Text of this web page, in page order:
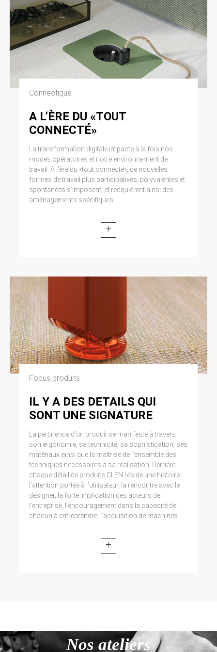
Connectique
A L’ÈRE DU «TOUT
CONNECTÉ»
La transformation digitale impacte à la fois nos
modes opératoires et notre environnement de
travail. A l’ère du «tout connecté», de nouvelles
formes de travail plus participatives, polyvalentes et
spontanées s’imposent, et recquièrent ainsi des
aménagements spécifiques.
+
Focus produits
IL Y A DES DETAILS QUI
SONT UNE SIGNATURE
La pertinence d’un produit se manifeste à travers
son ergonomie, sa technicité, sa sophistication, ses
matériaux ainsi que la maîtrise de l’ensemble des
techniques nécessaires à sa réalisation. Derrière
chaque détail de produits CLEN réside une histoire :
l’attention portée à l’utilisateur, la rencontre avec le
designer, la forte implication des acteurs de
l’entreprise, l’encouragement dans la capacité de
chacun à entreprendre, l’acquisition de machines...
+
Nos ateliers